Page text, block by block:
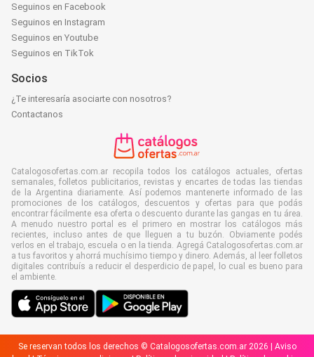
Seguinos en Facebook
Seguinos en Instagram
Seguinos en Youtube
Seguinos en TikTok
Socios
¿Te interesaría asociarte con nosotros?
Contactanos
Catalogosofertas.com.ar recopila todos los catálogos actuales, ofertas
semanales, folletos publicitarios, revistas y encartes de todas las tiendas
de la Argentina diariamente. Así podemos mantenerte informado de las
promociones de los catálogos, descuentos y ofertas para que podás
encontrar fácilmente esa oferta o descuento durante las gangas en tu área.
A menudo nuestro portal es el primero en mostrar los catálogos más
recientes, incluso antes de que lleguen a tu buzón. Obviamente podés
verlos en el trabajo, escuela o en la tienda. Agregá Catalogosofertas.com.ar
a tus favoritos y ahorrá muchísimo tiempo y dinero. Además, al leer folletos
digitales contribuís a reducir el desperdicio de papel, lo cual es bueno para
el ambiente.
Se reservan todos los derechos © Catalogosofertas.com.ar 2026 | Aviso